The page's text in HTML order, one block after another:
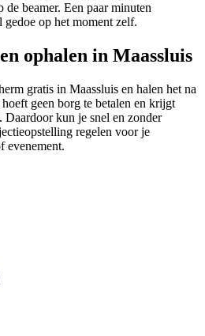
de beamer. Een paar minuten
op het moment zelf.
ophalen in Maassluis
gratis in Maassluis en halen het na
geen borg te betalen en krijgt
kun je snel en zonder
regelen voor je
evenement.